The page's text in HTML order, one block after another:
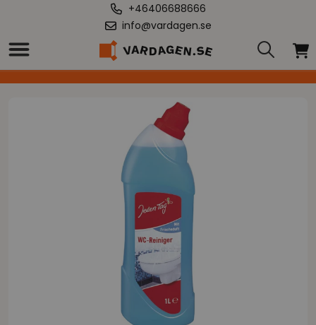
+46406688666
info@vardagen.se
Hem